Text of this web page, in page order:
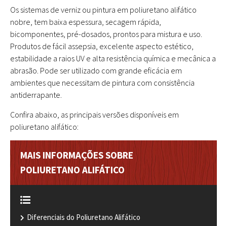
Os sistemas de verniz ou pintura em poliuretano alifático
nobre, tem baixa espessura, secagem rápida,
bicomponentes, pré-dosados, prontos para mistura e uso.
Produtos de fácil assepsia, excelente aspecto estético,
estabilidade a raios UV e alta resistência química e mecânica a
abrasão. Pode ser utilizado com grande eficácia em
ambientes que necessitam de pintura com consistência
antiderrapante.
Confira abaixo, as principais versões disponíveis em
poliuretano alifático:
MAIS INFORMAÇÕES SOBRE
POLIURETANO ALIFÁTICO
Diferenciais do Poliuretano Alifático